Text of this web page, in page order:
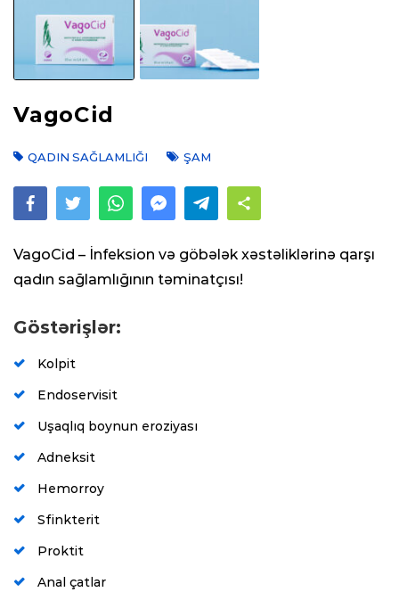
VagoCid
QADIN SAĞLAMLIĞI ŞAM
VagoCid – İnfeksion və göbələk xəstəliklərinə qarşı
qadın sağlamlığının təminatçısı!
Göstərişlər:
Kolpit
Endoservisit
Uşaqlıq boynun eroziyası
Adneksit
Hemorroy
Sfinkterit
Proktit
Anal çatlar